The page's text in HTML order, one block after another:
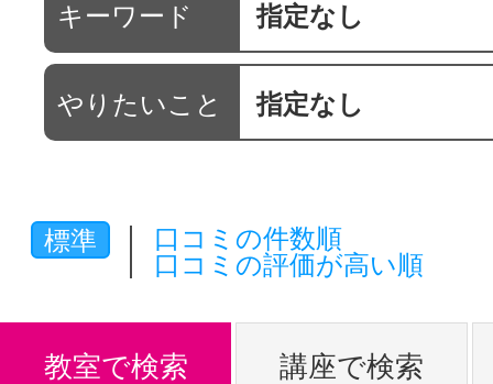
駅・路線か
通信講座を
体験レッス
やりたいこ
キーワード 指定なし
やりたいこと 指定なし
標準
口コミの件数順
口コミの評価が高い順
教室で検索 講座で検索